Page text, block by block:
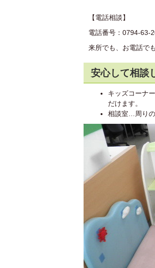
【電話相談】
電話番号：0794-63-
来所でも、お電話で
安心して相談
キッズコーナ
だけます。
相談室…周りの